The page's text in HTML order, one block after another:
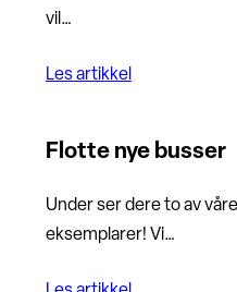
vil…
Les artikkel
Flotte nye busser
Under ser dere to av
eksemplarer! Vi…